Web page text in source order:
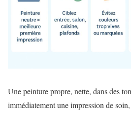
Une peinture propre, nette, dans des
immédiatement une impression de